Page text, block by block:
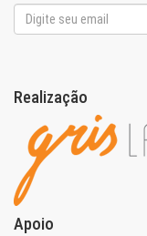
Realização
Apoio